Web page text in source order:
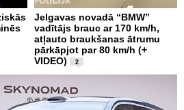
Jelgavas novadā “BMW”
vadītājs brauc ar 170 km/h,
atļauto braukšanas ātrumu
pārkāpjot par 80 km/h (+
VIDEO)
2